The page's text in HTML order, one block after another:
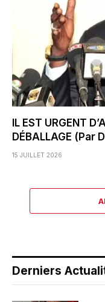
IL EST URGENT
DÉBALLAGE (Par
15 JUILLET 2026
Derniers